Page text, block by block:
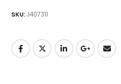
SKU:J407311